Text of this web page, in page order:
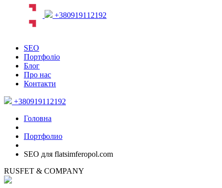
+380919112192
SEO
Портфоліо
Блог
Про нас
Контакти
+380919112192
Головна
Портфолио
SEO для flatsimferopol.com
RUSFET & COMPANY